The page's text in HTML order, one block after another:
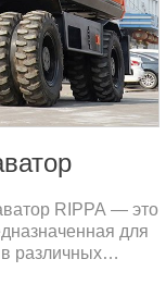
RIPPA — это
для
различных